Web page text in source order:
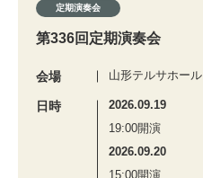
定期演奏会
第336回定期演奏会
会場 山形テルサホール
日時
2026.09.19
19:00開演
2026.09.20
15:00開演